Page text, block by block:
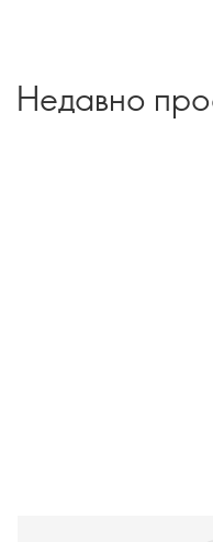
Недавно